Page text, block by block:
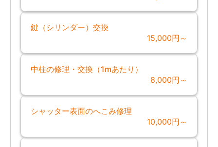
鍵（シリンダー）交換
15,000円～
中柱の修理・交換（1mあたり）
8,000円～
シャッター表面のへこみ修理
10,000円～